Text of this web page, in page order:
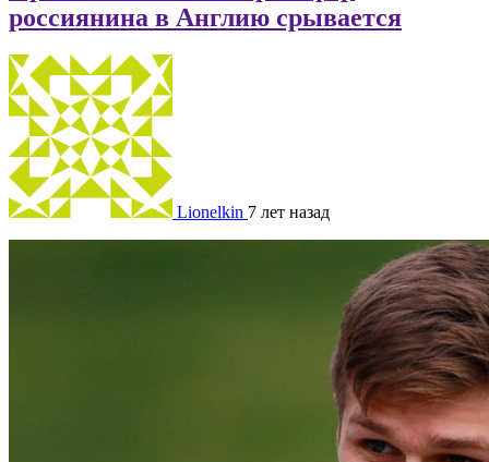
россиянина в Англию срывается
Lionelkin 7 лет назад